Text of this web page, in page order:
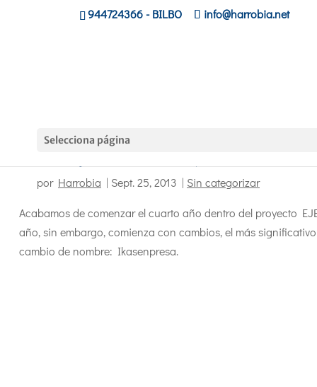
944724366- BILBO info@harrobia.net
Selecciona página
por Harrobia | Sept. 25, 2013 | Sin categorizar
Acabamos de comenzar el cuarto año dentro del proyecto
año, sin embargo, comienza con cambios, el más
cambio de nombre: Ikasenpresa.